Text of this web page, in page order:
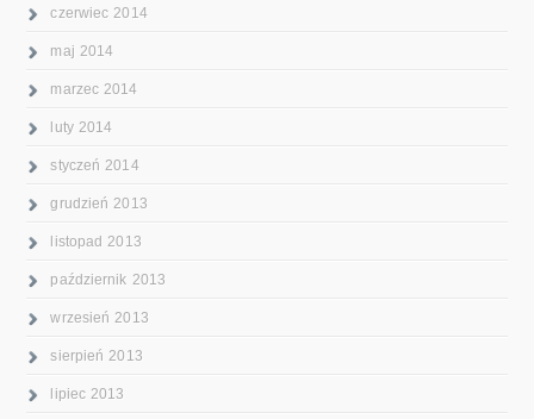
czerwiec 2014
maj 2014
marzec 2014
luty 2014
styczeń 2014
grudzień 2013
listopad 2013
październik 2013
wrzesień 2013
sierpień 2013
lipiec 2013